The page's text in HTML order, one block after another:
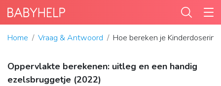
Home Vraag & Antwoord Hoe bereken je
Oppervlakte berekenen: uitleg en een handig
ezelsbruggetje (2022)